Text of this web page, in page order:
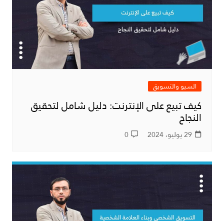
السيو والتسويق
كيف تبيع على الإنترنت: دليل شامل لتحقيق
النجاح
29 يوليو، 2024 0